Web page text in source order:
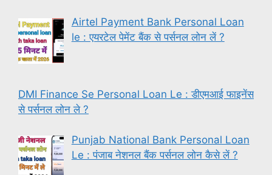
Airtel Payment Bank Personal Loan
le : एयरटेल पेमेंट बैंक से पर्सनल लोन लें ?
DMI Finance Se Personal Loan Le : डीएमआई फाइनेंस
से पर्सनल लोन ले ?
Punjab National Bank Personal Loan
Le : पंजाब नेशनल बैंक पर्सनल लोन कैसे लें ?